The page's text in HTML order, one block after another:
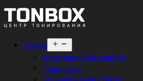
Услуги
меню
Антигравийная защита
Тонировка